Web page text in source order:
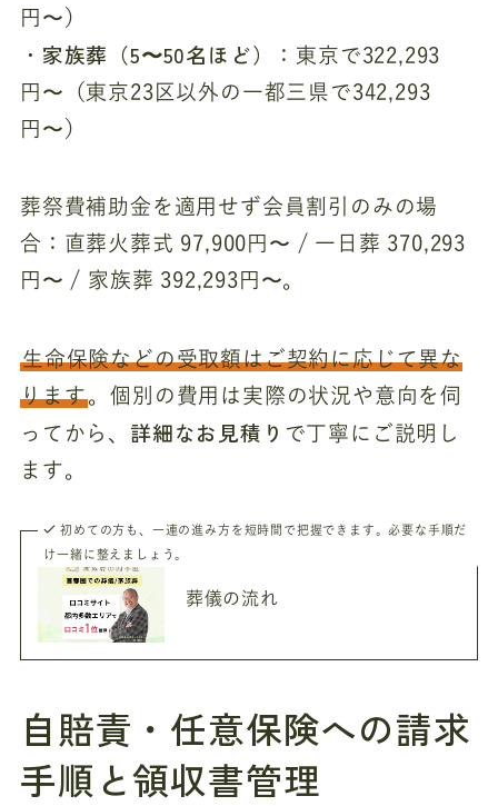
円〜）
・ 家族葬（5〜50名ほど）
：東京で322,293
円〜（東京23区以外の一都三県で342,293
円〜）
葬祭費補助金を適用せず会員割引のみの場
合：直葬火葬式 97,900円〜 / 一日葬 370,293
円〜 / 家族葬 392,293円〜。
生命保険などの受取額はご契約に応じて異な
ります。個別の費用は実際の状況や意向を伺
ってから、 詳細なお見積り で丁寧にご説明し
ます。
初めての方も、一連の進み方を短時間で把握できます。必要な手順だ
け一緒に整えましょう。
葬儀の流れ
自賠責・任意保険への請求
手順と領収書管理